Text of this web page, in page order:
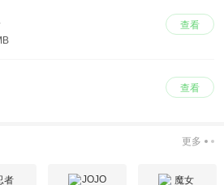
查看
查看
更多